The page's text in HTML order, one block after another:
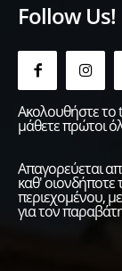
Follow Us!
Ακολουθήστε το
μάθετε πρώτοι
Απαγορεύεται
καθ'
περιεχομένου,
για τον